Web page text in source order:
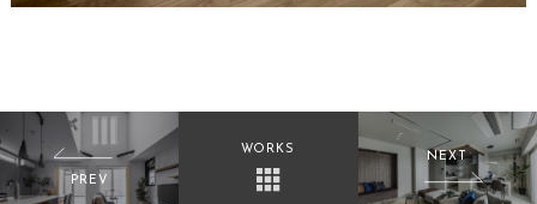
PREV
WORKS
NEXT